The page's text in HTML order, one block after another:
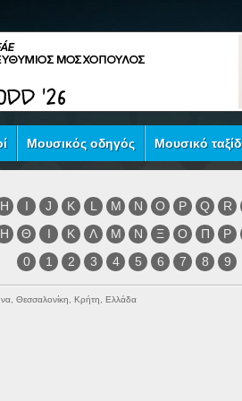
Μουσικός οδηγός Μουσικό
H I J K L M N O P Q R
Η Θ Ι Κ Λ Μ Ν Ξ Ο Π Ρ
0
1 2 3 4 5 6 7 8 9
Θεσσαλονίκη, Κρήτη, Ελλάδα